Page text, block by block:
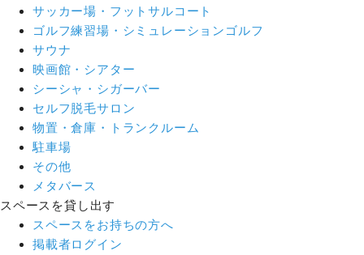
サッカー場・フットサルコート
ゴルフ練習場・シミュレーションゴルフ
サウナ
映画館・シアター
シーシャ・シガーバー
セルフ脱毛サロン
物置・倉庫・トランクルーム
駐車場
その他
メタバース
スペースを貸し出す
スペースをお持ちの方へ
掲載者ログイン